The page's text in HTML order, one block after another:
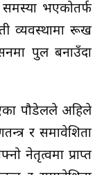
समस्या भएकोतर्फ
व्यवस्थामा रूख
पुल बनाउँदा
पौडेलले अहिले
र समावेशिता
नेतृत्वमा प्राप्त